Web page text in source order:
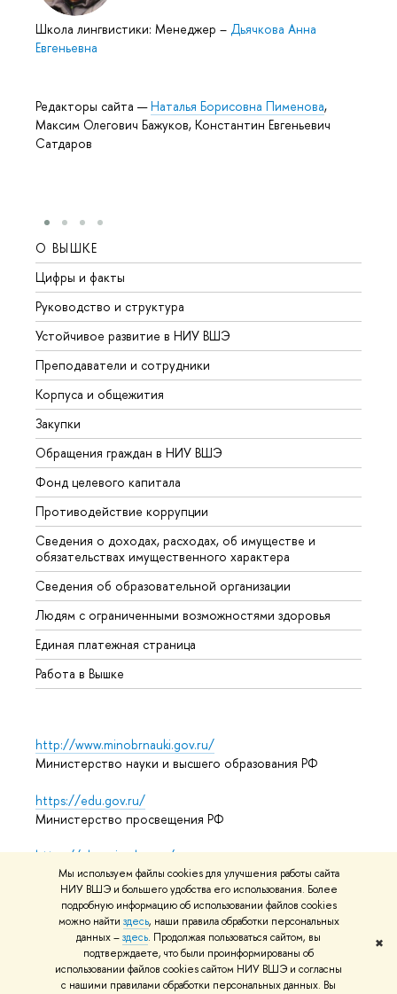
Мы используем файлы cookies для улучшения работы сайта
НИУ ВШЭ и большего удобства его использования. Более
подробную информацию об использовании файлов cookies
можно найти здесь, наши правила обработки персональных
данных –здесь. Продолжая пользоваться сайтом, вы
подтверждаете, что были проинформированы об
использовании файлов cookies сайтом НИУ ВШЭ и согласны
с нашими правилами обработки персональных данных. Вы
✖
Школа лингвистики: Менеджер – Дьячкова Анна
Евгеньевна
Редакторы сайта —Наталья Борисовна Пименова,
Максим Олегович Бажуков, Константин Евгеньевич
Сатдаров
О ВЫШКЕ
Цифры и факты
Руководство и структура
Устойчивое развитие в НИУ ВШЭ
Преподаватели и сотрудники
Корпуса и общежития
Закупки
Обращения граждан в НИУ ВШЭ
Фонд целевого капитала
Противодействие коррупции
Сведения о доходах, расходах, об имуществе и
обязательствах имущественного характера
Сведения об образовательной организации
Людям с ограниченными возможностями здоровья
Единая платежная страница
Работа в Вышке
http://www.minobrnauki.gov.ru/
Министерство науки и высшего образования РФ
https://edu.gov.ru/
Министерство просвещения РФ
https://elearning.hse.ru/mooc
Массовые открытые онлайн-курсы
© НИУ ВШЭ 1993–2026 Адреса и контактыУсловия
использования материаловПолитика конфиденциальности
Карта сайта